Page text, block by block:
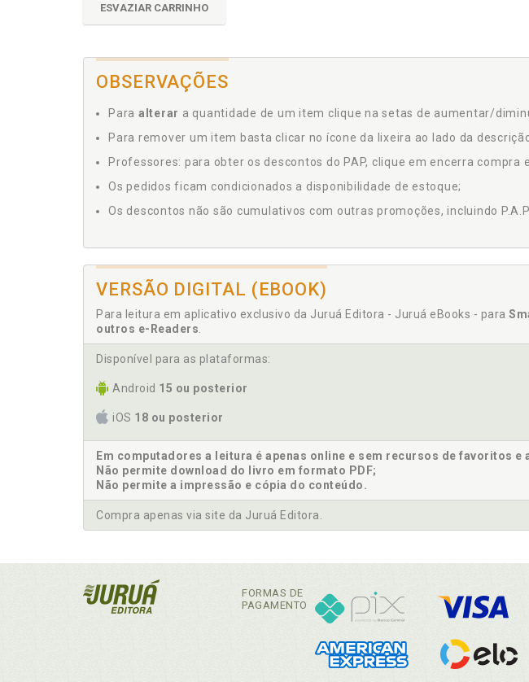
ESVAZIAR CARRINHO
OBSERVAÇÕES
Para alterar a quantidade de um item clique na setas de aumentar/
Para remover um item basta clicar no ícone da lixeira ao lado da
Professores: para obter os descontos do PAP, clique em encerra
Os pedidos ficam condicionados a disponibilidade de estoque;
Os descontos não são cumulativos com outras promoções, incluindo P.A.P.
VERSÃO DIGITAL (EBOOK)
Para leitura em aplicativo exclusivo da Juruá Editora - Juruá eBooks - para
outros e-Readers
Disponível para as plataformas:
Android 15 ou posterior
iOS 18 ou posterior
Em computadores a leitura é apenas online e sem recursos de favoritos e
Não permite download do livro em formato PDF;
Não permite a impressão e cópia do conteúdo.
Compra apenas via site da Juruá Editora.
FORMAS DE
PAGAMENTO